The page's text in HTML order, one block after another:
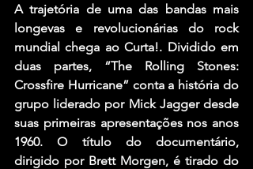
A trajetória de uma das bandas mais
longevas e revolucionárias do rock
mundial chega ao Curta!. Dividido em
duas partes, “The Rolling Stones:
Crossfire Hurricane” conta a história do
grupo liderado por Mick Jagger desde
suas primeiras apresentações nos anos
1960. O título do documentário,
dirigido por Brett Morgen, é tirado do